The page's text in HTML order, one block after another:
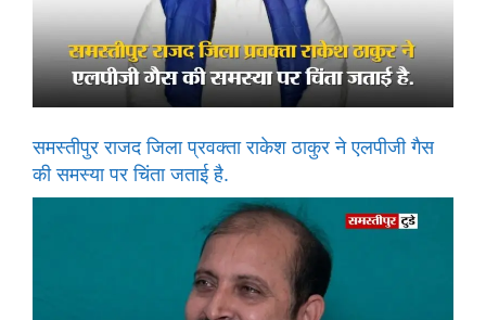
समस्तीपुर राजद जिला प्रवक्ता राकेश ठाकुर ने एलपीजी गैस
की समस्या पर चिंता जताई है.